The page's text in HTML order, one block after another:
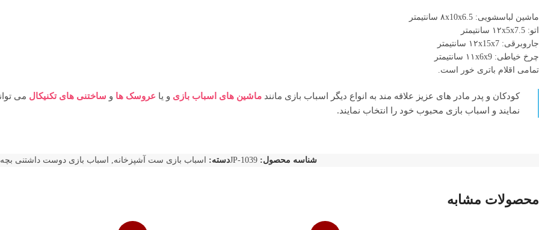
ماشین لباسشویی: ۸x10x6.5 سانتیمتر
اتو: ۱۲x5x7.5 سانتیمتر
جاروبرقی: ۱۲x15x7 سانتیمتر
چرخ خیاطی: ۱۱x6x9 سانتیمتر
تمامی اقلام باتری خور است.
کودکان و پدر مادر های عزیز علاقه مند به انواع دیگر اسباب بازی مانند ماشین های اسباب بازی و یا عروسک ها و ساختنی های تکنیکال می
نمایند و اسباب بازی محبوب خود را انتخاب نمایند.
شناسه محصول: JP-1039دسته: اسباب بازی ست آشپزخانه, اسباب بازی دوست داشتنی بچه
محصولات مشابه